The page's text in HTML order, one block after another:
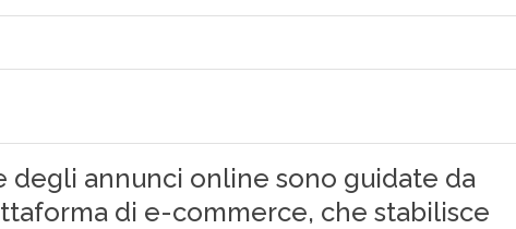
degli annunci online sono guidate da
di e-commerce, che stabilisce